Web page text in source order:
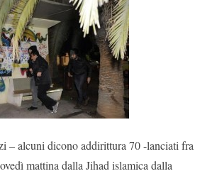
– alcuni dicono addirittura 70 -lanciati fra
mattina dalla Jihad islamica dalla